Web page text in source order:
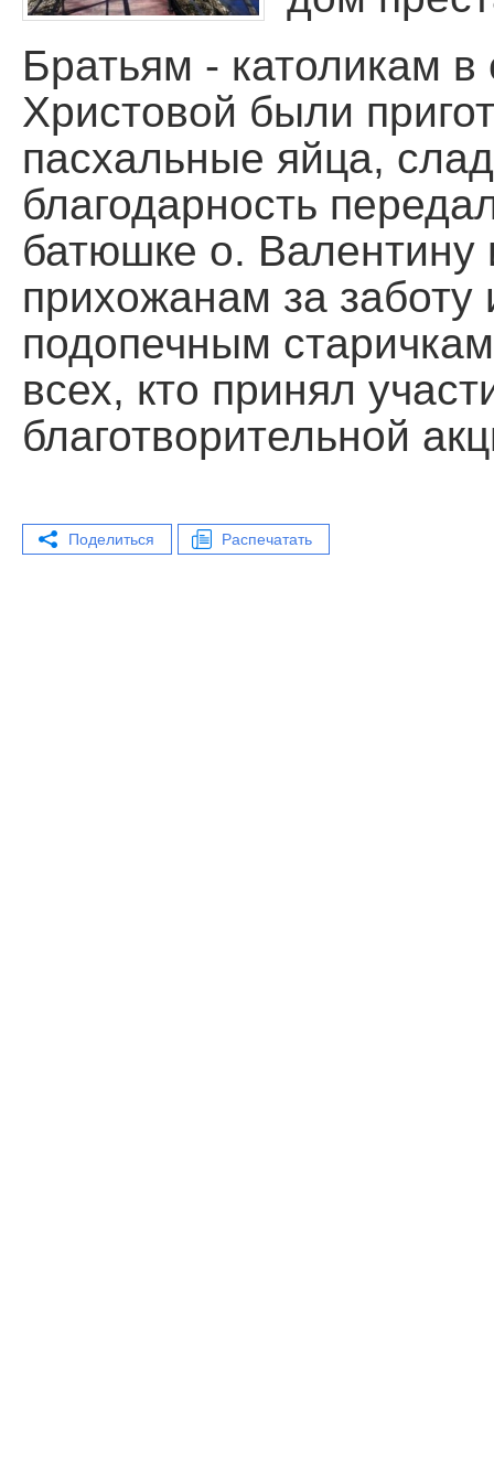
Помощь храму
Братьям - католикам
Христовой были
пасхальные яйца,
благодарность
батюшке о.
прихожанам за
подопечным
всех, кто принял
благотворительной
Поделиться Распечатать